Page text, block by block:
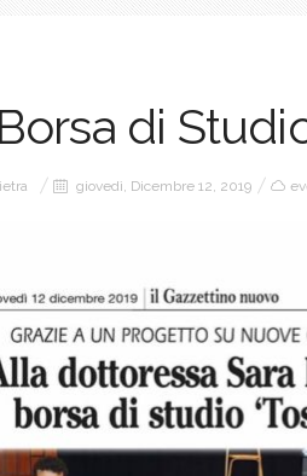
di
giovedì, Dicembre 12, 2019